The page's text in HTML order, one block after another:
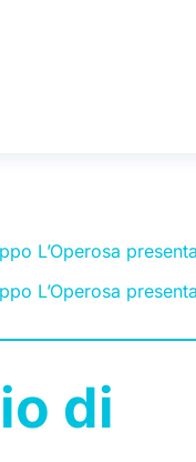
L’Operosa
L’Operosa
di